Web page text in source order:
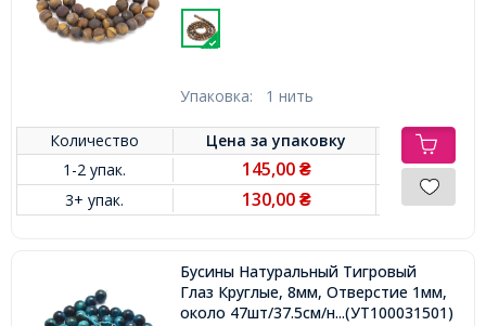
Упаковка: 1 нить
Количество Цена заупаковку
1-2 упак.
145,00 ₴
3+ упак. 130,00 ₴
Бусины Натуральный Тигровый
Глаз Круглые, 8мм, Отверстие 1мм,
около 47шт/37.5см/нить,...(УТ100031501)